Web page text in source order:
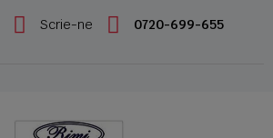
Scrie-ne 0720-699-655